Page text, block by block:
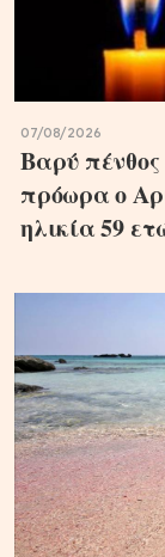
07/08/2026
Βαρύ
πρόωρα ο
ηλικία 59